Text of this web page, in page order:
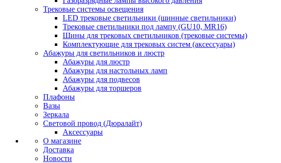
Трековые системы освещения
LED трековые светильники (шинные светильники)
Трековые светильники под лампу (GU10, MR16)
Шины для трековых светильников (трековые системы)
Комплектующие для трековых систем (аксессуары)
Абажуры для светильников и люстр
Абажуры для люстр
Абажуры для настольных ламп
Абажуры для подвесов
Абажуры для торшеров
Плафоны
Вазы
Зеркала
Световой провод (Дюралайт)
Аксессуары
О магазине
Доставка
Новости